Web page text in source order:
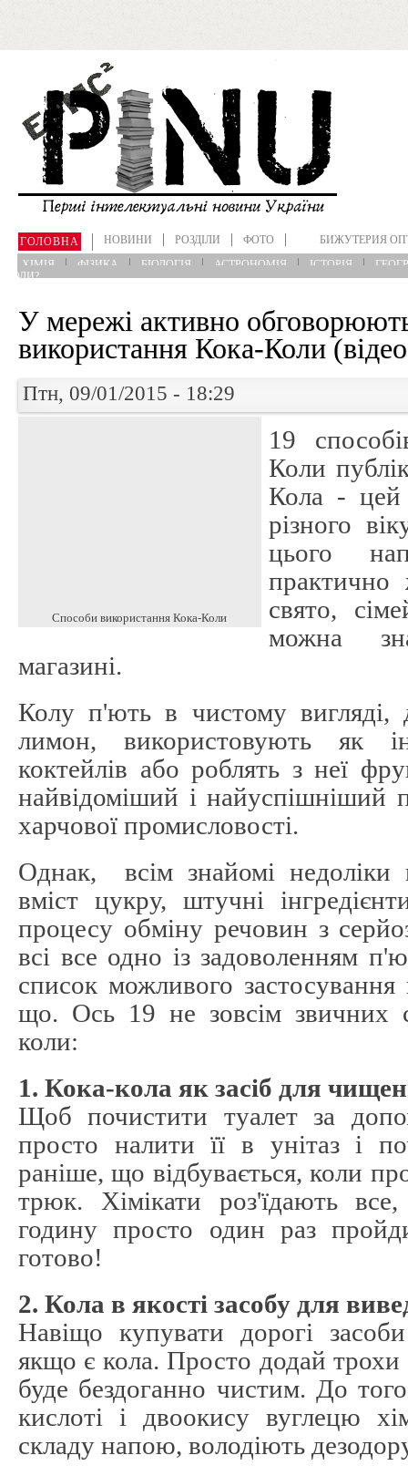
Перейти до основного матеріалу
ГОЛОВНА НОВИНИ
РОЗДІЛИ
ХІМІЯ
ФІЗИКА БІОЛОГІЯ АСТРОНОМІЯ ІСТОРІЯ
ФОТО БИЖУТЕРИЯ
У мережі активно
використання Кока-Коли
Птн, 09/01/2015 - 18:29
Способи використання Кока-Коли
19
Коли
Кола - цей
різного
цього
практично
свято,
можна
магазині.
Колу п'ють в чистому вигляді,
лимон, використовують як
коктейлів або роблять з неї
найвідоміший і найуспішніший
харчової промисловості.
Однак, всім знайомі
вміст цукру, штучні
процесу обміну речовин з
всі все одно із задоволенням
список можливого
що. Ось 19 не зовсім звичних
коли:
1. Кока-кола як засіб для
Щоб почистити туалет за
просто налити її в унітаз і
раніше, що відбувається, коли
трюк. Хімікати роз'їдають
годину просто один раз
готово!
2. Кола в якості засобу для
Навіщо купувати дорогі
якщо є кола. Просто додай трохи
буде бездоганно чистим. До
кислоті і двоокису вуглецю
складу напою, володіють